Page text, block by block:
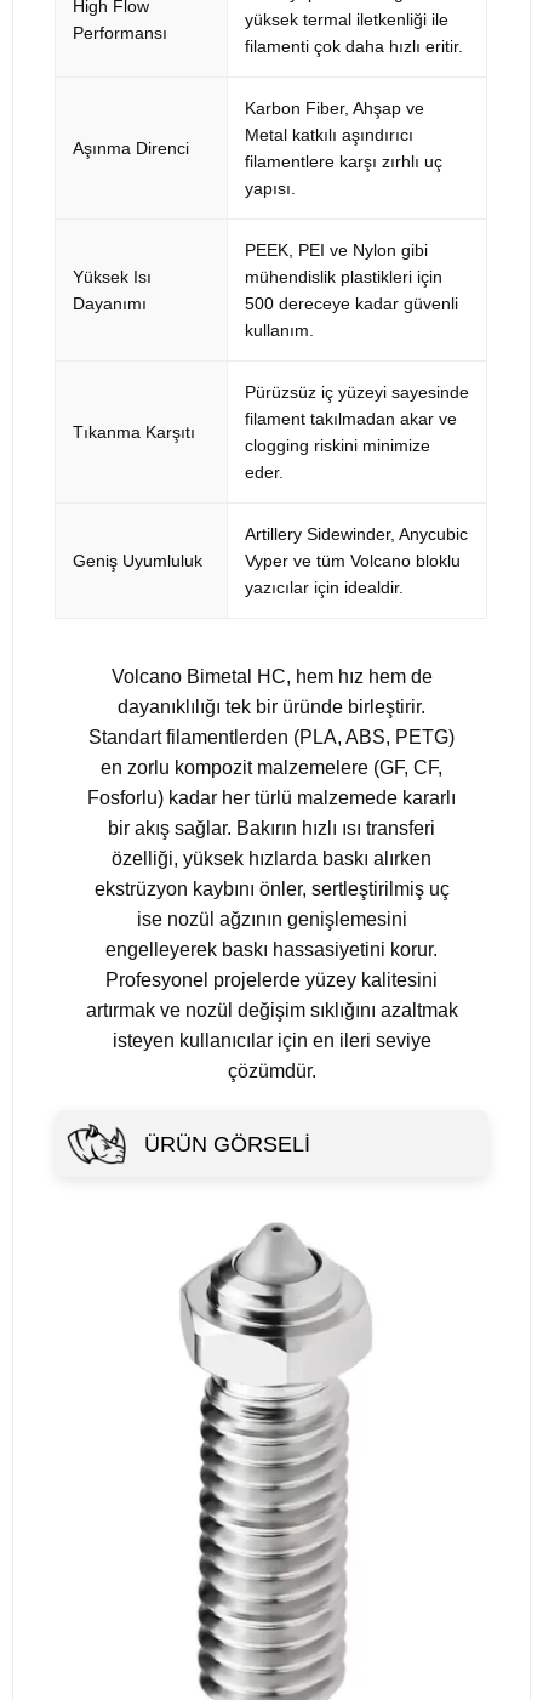
High Flow
Performansı
yüksek termal iletkenliği ile
filamenti çok daha hızlı eritir.
Aşınma Direnci
Karbon Fiber, Ahşap ve
Metal katkılı aşındırıcı
filamentlere karşı zırhlı uç
yapısı.
Yüksek Isı
Dayanımı
PEEK, PEI ve Nylon gibi
mühendislik plastikleri için
500 dereceye kadar güvenli
kullanım.
Tıkanma Karşıtı
Pürüzsüz iç yüzeyi sayesinde
filament takılmadan akar ve
clogging riskini minimize
eder.
Geniş Uyumluluk
Artillery Sidewinder, Anycubic
Vyper ve tüm Volcano bloklu
yazıcılar için idealdir.
Volcano Bimetal HC, hem hız hem de
dayanıklılığı tek bir üründe birleştirir.
Standart filamentlerden (PLA, ABS, PETG)
en zorlu kompozit malzemelere (GF, CF,
Fosforlu) kadar her türlü malzemede kararlı
bir akış sağlar. Bakırın hızlı ısı transferi
özelliği, yüksek hızlarda baskı alırken
ekstrüzyon kaybını önler, sertleştirilmiş uç
ise nozül ağzının genişlemesini
engelleyerek baskı hassasiyetini korur.
Profesyonel projelerde yüzey kalitesini
artırmak ve nozül değişim sıklığını azaltmak
isteyen kullanıcılar için en ileri seviye
çözümdür.
ÜRÜN GÖRSELI